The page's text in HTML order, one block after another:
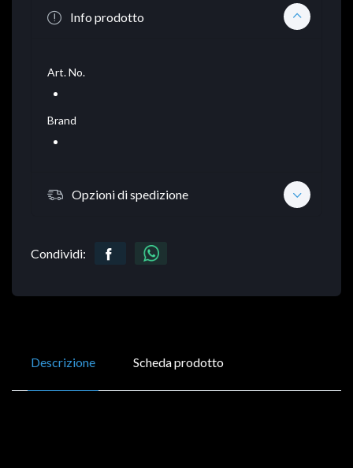
Info prodotto
Art. No.
Brand
Opzioni di spedizione
Condividi:
Descrizione Scheda prodotto